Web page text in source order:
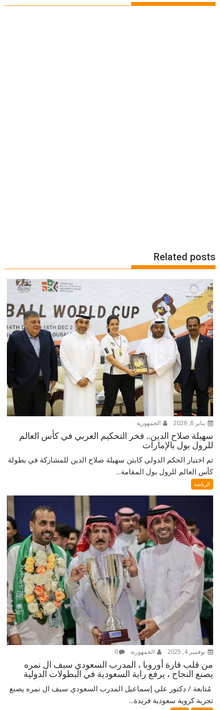
Related posts
يناير 8, 2026 الجمهورية
سهيلة صلاح الدين.. فخر التحكيم العربي في كأس العالم
للرول بول بالإمارات
تم اختيار الحكم الدولي كابتن سهيلة صلاح الدين للمشاركة في بطولة
كأس العالم للرول بول المقامة...
الرياضة
نوفمبر 4, 2025 الجمهورية 0
من قلب قارة أوروبا ، المدرب السعودي سيف ال نمره
يصنع النجاح ، يرفع راية السعودية في البطولات الدولية
‎ مُتابعة / دكتور علي إسماعيل ‎المدرب السعودي سيف ال نمره يصنع
تجربة كروية سعودية فريدة...